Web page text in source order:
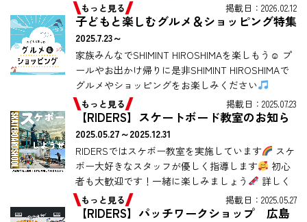
掲載日：2026.02.12
もっと見る
子どもと楽しむグルメ＆ショッピング特集
2025.7.23～
家族みんなでSHIMINT HIROSHIMAを楽しもう☺ プ
ールやお出かけ帰りに是非SHIMINT HIROSHIMAで
グルメやショッピングをお楽しみください
good […]
掲載日：2025.07.23
もっと見る
【RIDERS】スケートボード教室のお知ら
せ
2025.05.27～2025.12.31
RIDERSではスケボー教室を実施しています
スケ
ボー大好きなスタッフが優しく指導します
初心
者も大歓迎です！一緒に楽しみましょう
詳しく
は店舗まで、お気軽にお問い合 […]掲載日：2025.05.27
もっと見る
【RIDERS】パッチワークショップ 広島